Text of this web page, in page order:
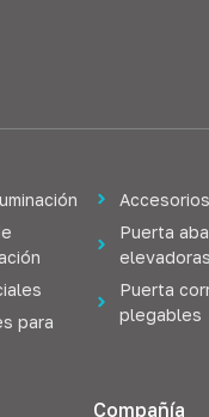
para
Puerta
elevadoras
Puerta
plegables
Compañía